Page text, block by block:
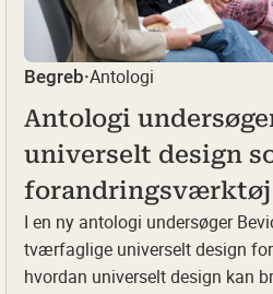
Begreb·Antologi
Antologi
universelt design
forandringsværktøj
I en ny antologi undersøger
tværfaglige universelt design
hvordan universelt design kan